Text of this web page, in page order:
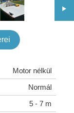
Motor nélkül
Normál
5 - 7 m